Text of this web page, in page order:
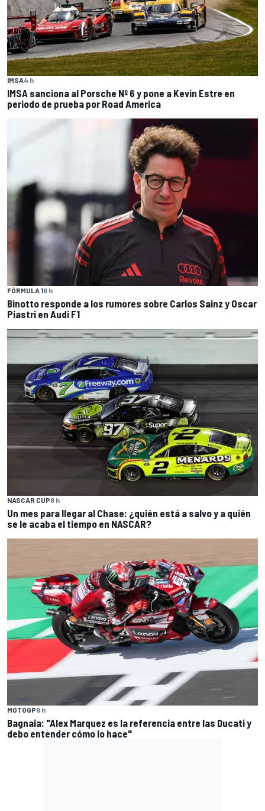
IMSA4 h
IMSA sanciona al Porsche Nº 6 y pone a Kevin Estre en
periodo de prueba por Road America
FÓRMULA 16 h
Binotto responde a los rumores sobre Carlos Sainz y Oscar
Piastri en Audi F1
NASCAR CUP8 h
Un mes para llegar al Chase: ¿quién está a salvo y a quién
se le acaba el tiempo en NASCAR?
MOTOGP8 h
Bagnaia: "Alex Marquez es la referencia entre las Ducati y
debo entender cómo lo hace"